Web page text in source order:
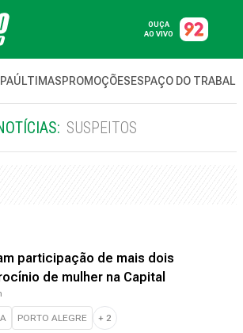
OUÇA
AO VIVO
ÚLTIMASPROMOÇÕESESPAÇO DO
SUSPEITOS
participação de mais dois
de mulher na Capital
PORTO ALEGRE + 2